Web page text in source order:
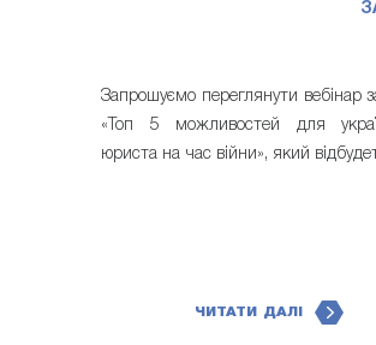
Запрошуємо переглянути вебінар
«Топ 5 можливостей для
юриста на час вiйни», який
ЧИТАТИ ДАЛІ